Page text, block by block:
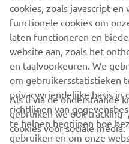
CORPORATE
cookies, zoals javascript
functionele cookies om
laten functioneren en
website aan, zoals het
en taalvoorkeuren. We
om gebruikersstatistieken
privacyvriendelijke basis
richtlijnen van
te helpen begrijpen hoe
gebruiken en om onze
Als u via de onderstaande
gebruiken we ook
cookies voor sociale media: